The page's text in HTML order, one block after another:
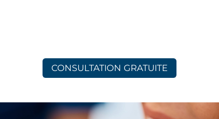
CONSULTATION GRATUITE